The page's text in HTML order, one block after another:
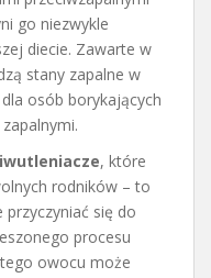
go niezwykle
diecie. Zawarte w
stany zapalne w
osób borykających
, które
rodników – to
przyczyniać się do
procesu
owocu może